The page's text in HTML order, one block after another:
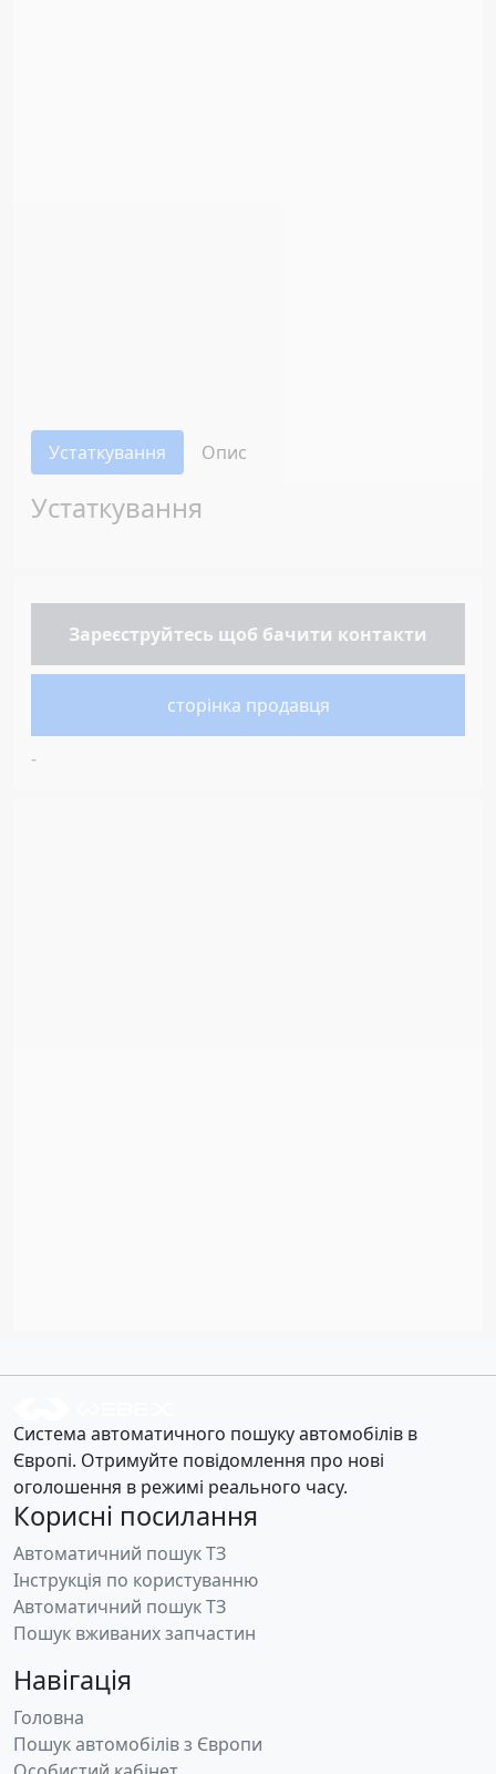
Устаткування Опис
Устаткування
Зареєструйтесь щоб бачити контакти
сторінка продавця
-
Система автоматичного пошуку автомобілів в
Європі. Отримуйте повідомлення про нові
оголошення в режимі реального часу.
Корисні посилання
Автоматичний пошук ТЗ
Інструкція по користуванню
Автоматичний пошук ТЗ
Пошук вживаних запчастин
Навігація
Головна
Пошук автомобілів з Європи